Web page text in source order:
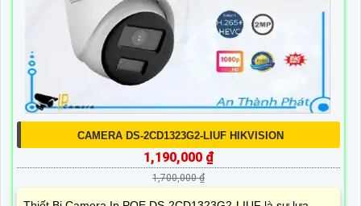
CAMERA DS-2CD1323G2-LIUF HIKVISION
1,190,000 ₫
1,700,000 ₫